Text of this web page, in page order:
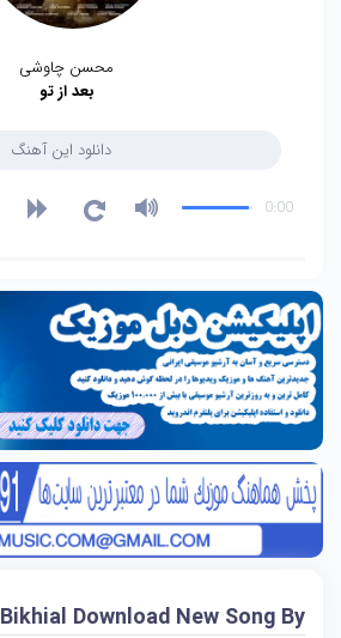
محسن چاوشی
بعد از تو
دانلود این آهنگ
0:00
Bikhial Download New Song By